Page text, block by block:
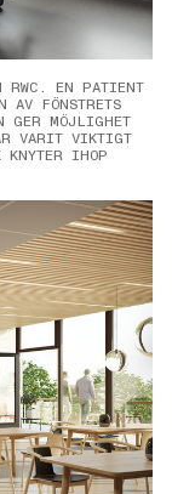
RWC. EN PATIENT
AV FÖNSTRETS
GER MÖJLIGHET
VARIT VIKTIGT
KNYTER IHOP